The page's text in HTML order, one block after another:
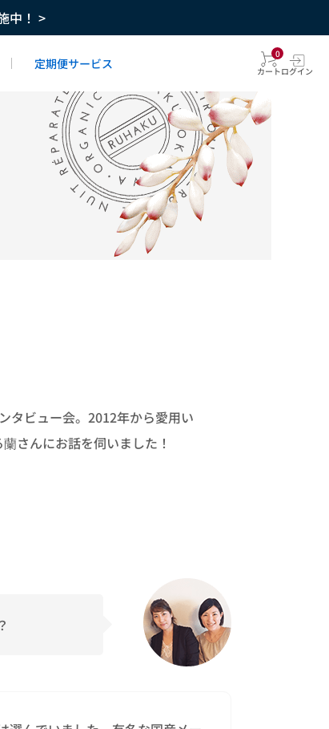
中！ >
定期便サービス
0
カートログイン
タビュー会。2012年から愛用い
さんにお話を伺いました！